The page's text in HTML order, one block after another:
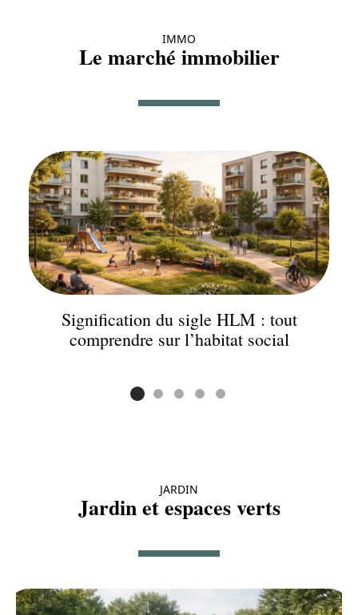
IMMO
Le marché immobilier
Signification du sigle HLM : tout
comprendre sur l’habitat social
JARDIN
Jardin et espaces verts